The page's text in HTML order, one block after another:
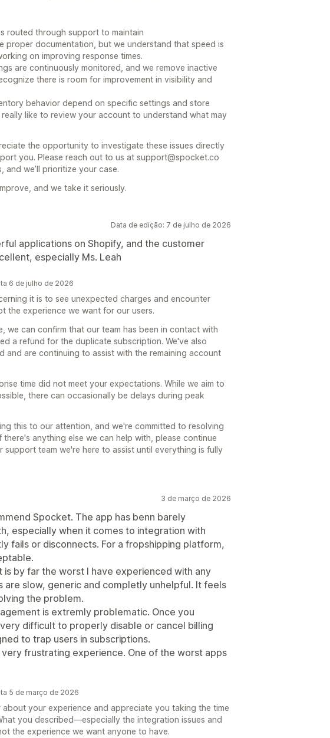
routed through support to maintain
proper documentation, but we understand that speed is
on improving response times.
are continuously monitored, and we remove inactive
there is room for improvement in visibility and
behavior depend on specific settings and store
really like to review your account to understand what may
the opportunity to investigate these issues directly
you. Please reach out to us at support@spocket.co
and we’ll prioritize your case.
and we take it seriously.
Data de edição: 7 de julho de 2026
applications on Shopify, and the customer
especially Ms. Leah
6 de julho de 2026
it is to see unexpected charges and encounter
the experience we want for our users.
we can confirm that our team has been in contact with
a refund for the duplicate subscription. We've also
and are continuing to assist with the remaining account
time did not meet your expectations. While we aim to
there can occasionally be delays during peak
this to our attention, and we're committed to resolving
there's anything else we can help with, please continue
support team we're here to assist until everything is fully
3 de março de 2026
Spocket. The app has benn barely
especially when it comes to integration with
fails or disconnects. For a fropshipping platform,
by far the worst I have experienced with any
are slow, generic and completly unhelpful. It feels
the problem.
is extremly problematic. Once you
difficult to properly disable or cancel billing
to trap users in subscriptions.
very frustrating experience. One of the worst apps
5 de março de 2026
about your experience and appreciate you taking the time
you described—especially the integration issues and
the experience we want anyone to have.